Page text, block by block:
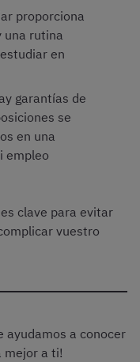
proporciona
una rutina
en
garantías de
se
en una
empleo
clave para evitar
vuestro
ayudamos a conocer
mejor a ti!